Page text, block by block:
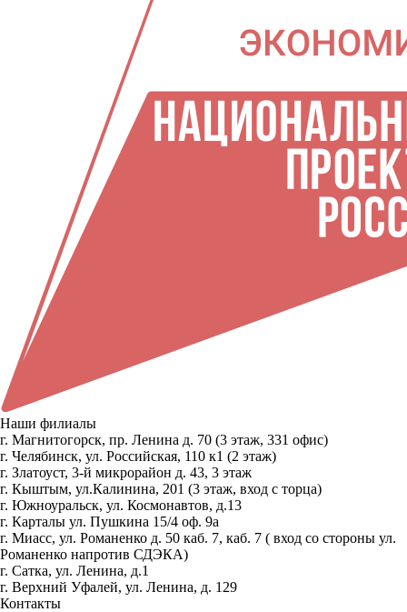
Наши филиалы
г. Магнитогорск, пр. Ленина д. 70 (3 этаж, 331 офис)
г. Челябинск, ул. Российская, 110 к1 (2 этаж)
г. Златоуст, 3-й микрорайон д. 43, 3 этаж
г. Кыштым, ул.Калинина, 201 (3 этаж, вход с торца)
г. Южноуральск, ул. Космонавтов, д.13
г. Карталы ул. Пушкина 15/4 оф. 9а
г. Миасс, ул. Романенко д. 50 каб. 7, каб. 7 ( вход со стороны ул.
Романенко напротив СДЭКА)
г. Сатка, ул. Ленина, д.1
г. Верхний Уфалей, ул. Ленина, д. 129
Контакты